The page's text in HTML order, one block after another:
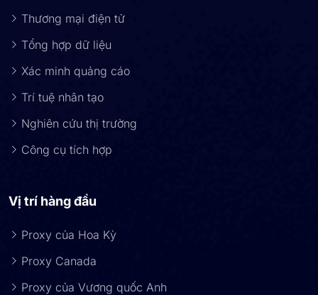
Thương mại điện tử
Tổng hợp dữ liệu
Xác minh quảng cáo
Trí tuệ nhân tạo
Nghiên cứu thị trường
Công cụ tích hợp
Vị trí hàng đầu
Proxy của Hoa Kỳ
Proxy Canada
Proxy của Vương quốc Anh